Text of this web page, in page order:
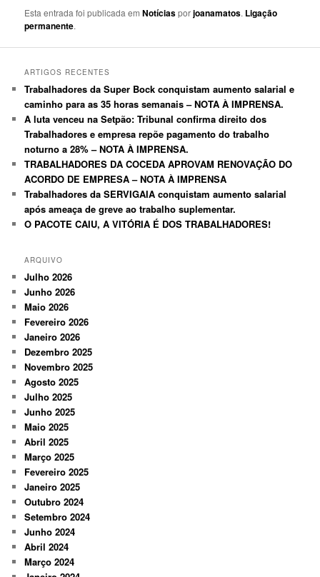
Esta entrada foi publicada emNotíciasporjoanamatos. Ligação
permanente.
ARTIGOS RECENTES
Trabalhadores da Super Bock conquistam aumento salarial e
caminho para as 35 horas semanais – NOTA À IMPRENSA.
A luta venceu na Setpão: Tribunal confirma direito dos
Trabalhadores e empresa repõe pagamento do trabalho
noturno a 28% – NOTA À IMPRENSA.
TRABALHADORES DA COCEDA APROVAM RENOVAÇÃO DO
ACORDO DE EMPRESA – NOTA À IMPRENSA
Trabalhadores da SERVIGAIA conquistam aumento salarial
após ameaça de greve ao trabalho suplementar.
O PACOTE CAIU, A VITÓRIA É DOS TRABALHADORES!
ARQUIVO
Julho 2026
Junho 2026
Maio 2026
Fevereiro 2026
Janeiro 2026
Dezembro 2025
Novembro 2025
Agosto 2025
Julho 2025
Junho 2025
Maio 2025
Abril 2025
Março 2025
Fevereiro 2025
Janeiro 2025
Outubro 2024
Setembro 2024
Junho 2024
Abril 2024
Março 2024